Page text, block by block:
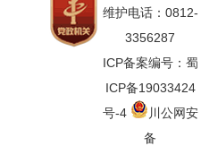
维护电话：0812-
3356287
ICP备案编号：蜀
ICP备19033424
号-4
川公网安
备